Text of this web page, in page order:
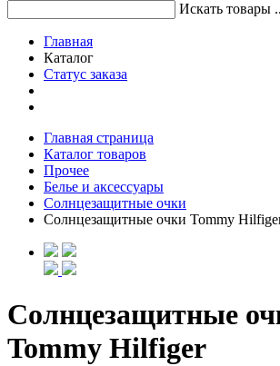
Искать товары
Главная
Каталог
Статус заказа
Главная страница
Каталог товаров
Прочее
Белье и аксессуары
Солнцезащитные очки
Солнцезащитные очки Tommy
Солнцезащитные
Tommy Hilfiger